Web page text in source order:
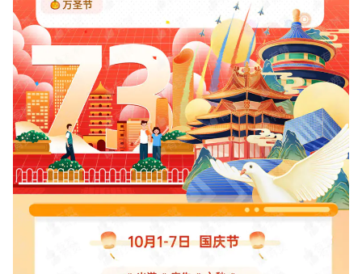
合作共进
认证代理商
认证服务商 设计服务商
有赞云 数据通服务